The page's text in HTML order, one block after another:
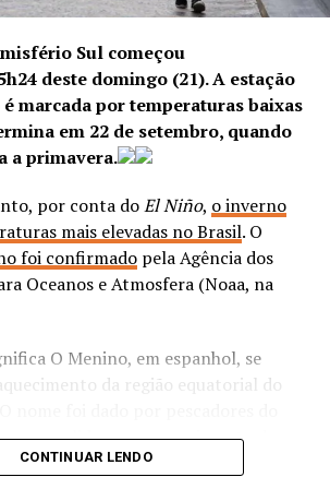
a ação resulta de um trabalho de
e sua influência sobre diversos
como roubos e receptação de
eram usados em outras ações
à logística da organização,
o grupo e ampliando sua
elementos que revelaram uma
como comércio de drogas,
comunicação por rádio, segurança de
Sul começou
deste domingo (21). A estação
marcada por temperaturas baixas
em 22 de setembro, quando
a primavera.
por conta doEl Niño, o inverno
mais elevadas no Brasil. O
foi confirmadopela Agência dos
Oceanos e Atmosfera (Noaa, na
O Menino, em espanhol, se
da região equatorial do
que apelidaram o aquecimento das
ao Niño Jesus ou Menino Jesus.
CONTINUAR LENDO